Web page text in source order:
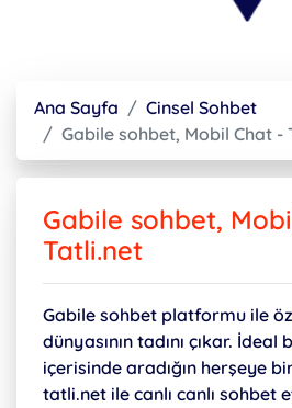
Ana Sayfa
Cinsel Sohbet
Gabile sohbet, Mobil Chat -
Gabile sohbet,
Tatli.net
Gabile sohbet platformu ile
dünyasının tadını çıkar.
içerisinde aradığın herşeye
tatli.net ile canlı canlı sohbet